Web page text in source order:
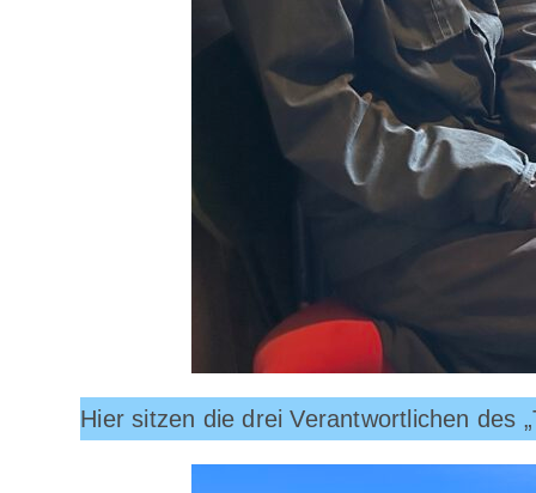
Hier sitzen die drei Verantwortlichen des